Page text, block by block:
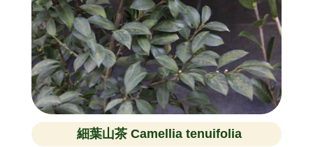
細葉山茶 Camellia tenuifolia